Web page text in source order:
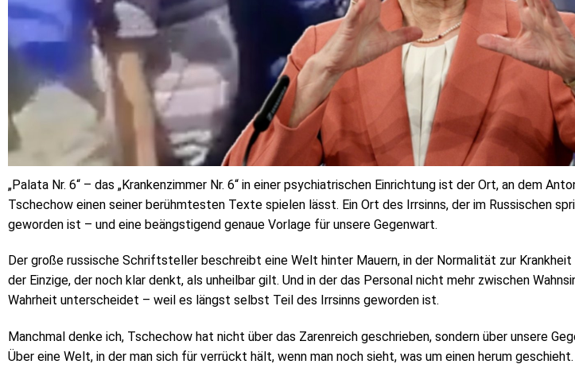
„Palata Nr. 6“ – das „Krankenzimmer Nr. 6“ in einer psychiatrischen Einrichtung ist der Ort, an dem
Tschechow einen seiner berühmtesten Texte spielen lässt. Ein Ort des Irrsinns, der im Russischen
geworden ist – und eine beängstigend genaue Vorlage für unsere Gegenwart.
Der große russische Schriftsteller beschreibt eine Welt hinter Mauern, in der Normalität zur Krankheit
der Einzige, der noch klar denkt, als unheilbar gilt. Und in der das Personal nicht mehr zwischen
Wahrheit unterscheidet – weil es längst selbst Teil des Irrsinns geworden ist.
Manchmal denke ich, Tschechow hat nicht über das Zarenreich geschrieben, sondern über unsere
Über eine Welt, in der man sich für verrückt hält, wenn man noch sieht, was um einen herum